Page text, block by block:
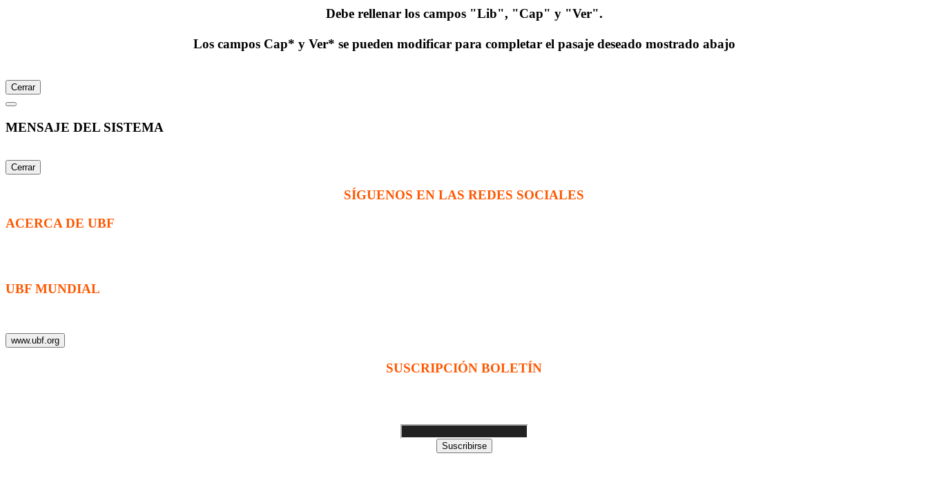
Debe rellenar los campos "Lib", "Cap" y "Ver".
Los campos Cap* y Ver* se pueden modificar para completar el pasaje deseado mostrado abajo
Cerrar
MENSAJE DEL SISTEMA
Cerrar
SÍGUENOS EN LAS REDES SOCIALES
ACERCA DE UBF
UBF MUNDIAL
www.ubf.org
SUSCRIPCIÓN BOLETÍN
Suscribirse